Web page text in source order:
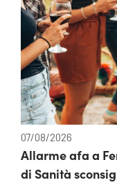
07/08/2026
Allarme afa a
di Sanità